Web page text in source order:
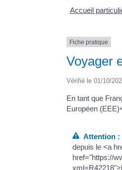
Accueil
Fiche pratique
Voyager
Vérifié le 01/10/
En tant que
Européen
Attention :
depuis le <a
href="https://